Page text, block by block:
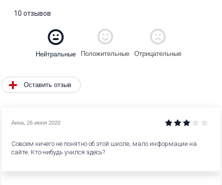
10 отзывов
Нейтральные Положительные Отрицательные
Оставить отзыв
Анна, 26 июня 2020
Совсем ничего не понятно об этой школе, мало информации на
сайте. Кто-нибудь учился здесь?